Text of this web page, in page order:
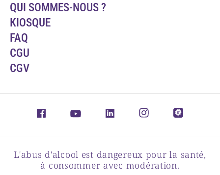
QUI SOMMES-NOUS ?
KIOSQUE
FAQ
CGU
CGV
L'abus d'alcool est dangereux pour la santé,
à consommer avec modération.